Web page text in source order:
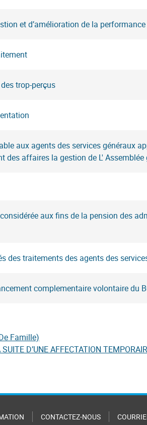
et d’amélioration de la performance
trop-perçus
aux agents des services généraux
des affaires la gestion de L'
aux fins de la pension des
des traitements des agents des
complementaire volontaire du
Famille)
D’UNE AFFECTATION
CONTACTEZ-NOUS